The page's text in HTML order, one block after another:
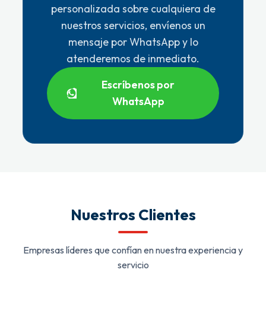
personalizada sobre cualquiera de
nuestros servicios, envíenos un
mensaje por WhatsApp y lo
atenderemos de inmediato.
Escríbenos por
WhatsApp
Nuestros Clientes
Empresas líderes que confían en nuestra experiencia y
servicio